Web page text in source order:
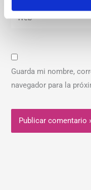
Web
Guarda mi nombre,
navegador para la